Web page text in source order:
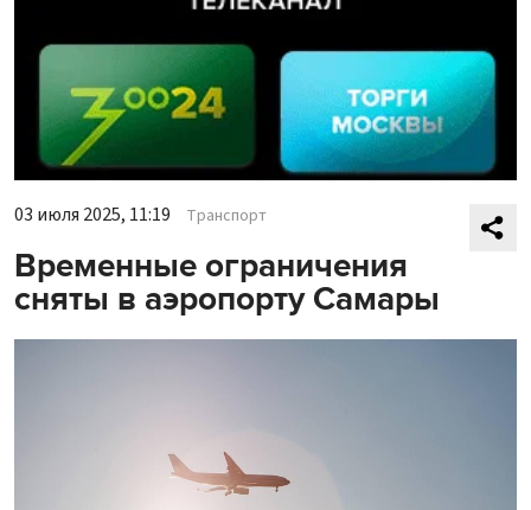
03 июля 2025, 11:19 Транспорт
Временные ограничения
сняты в аэропорту Самары